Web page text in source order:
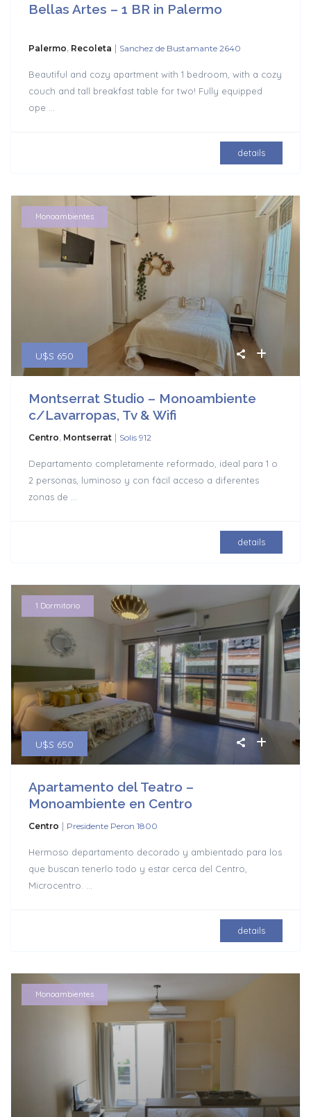
Bellas Artes – 1 BR in Palermo
Palermo, Recoleta | Sanchez de Bustamante 2640
Beautiful and cozy apartment with 1 bedroom, with a cozy
couch and tall breakfast table for two! Fully equipped
ope
details
U$S 650
Monoambientes
Montserrat Studio – Monoambiente
c/Lavarropas, Tv & Wifi
Centro, Montserrat | Solis 912
Departamento completamente reformado, ideal para 1 o
2 personas, luminoso y con fácil acceso a diferentes
zonas de
details
U$S 650
1 Dormitorio
Apartamento del Teatro –
Monoambiente en Centro
Centro | Presidente Peron 1800
Hermoso departamento decorado y ambientado para los
que buscan tenerlo todo y estar cerca del Centro,
Microcentro. ...
details
Monoambientes